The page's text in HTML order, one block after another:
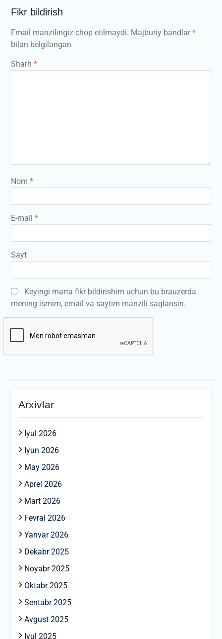
Fikr bildirish
Email manzilingiz chop etilmaydi. Majburiy bandlar*
bilan belgilangan
Sharh *
Nom *
E-mail *
Sayt
Keyingi marta fikr bildirishim uchun bu brauzerda
mening ismim, email va saytim manzili saqlansin.
Arxivlar
Iyul 2026
Iyun 2026
May 2026
Aprel 2026
Mart 2026
Fevral 2026
Yanvar 2026
Dekabr 2025
Noyabr 2025
Oktabr 2025
Sentabr 2025
Avgust 2025
Iyul 2025